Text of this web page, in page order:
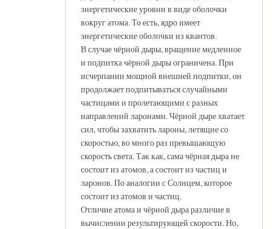
энергетические уровни в виде оболочки
вокруг атома. То есть, ядро имеет
энергетические оболочки из квантов.
В случае чёрной дыры, вращение медленное
и подпитка чёрной дыры ограничена. При
исчерпании мощной внешней подпитки, он
продолжает подпитываться случайными
частицами и пролетающими с разных
направлений ларонами. Чёрной дыре хватает
сил, чтобы захватить лароны, летящие со
скоростью, во много раз превышающую
скорость света. Так как, сама чёрная дыра не
состоит из атомов, а состоит из частиц и
ларонов. По аналогии с Солнцем, которое
состоит из атомов и частиц.
Отличие атома и чёрной дыра различие в
вычислении результирующей скорости. Но,